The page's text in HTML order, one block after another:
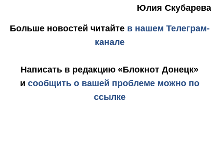
Юлия Скубарева
Больше новостей читайте в нашем Телеграм-
канале
Написать в редакцию «Блокнот Донецк»
и сообщить о вашей проблеме можно по
ссылке